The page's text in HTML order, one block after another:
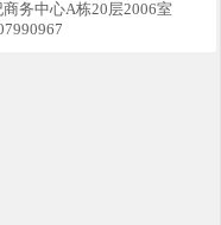
务中心A栋20层2006室